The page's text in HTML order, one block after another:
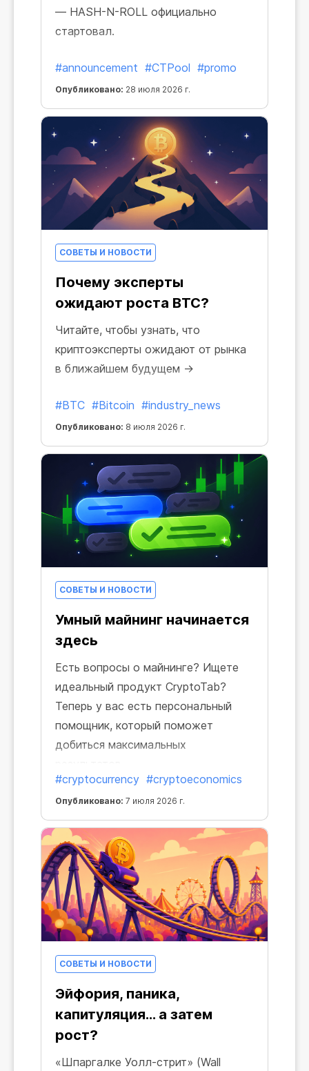
— HASH-N-ROLL официально
стартовал.
#announcement #CTPool #promo
Опубликовано: 28 июля 2026 г.
СОВЕТЫ И НОВОСТИ
Почему эксперты
ожидают роста BTC?
Читайте, чтобы узнать, что
криптоэксперты ожидают от рынка
в ближайшем будущем →
#BTC #Bitcoin #industry_news
Опубликовано: 8 июля 2026 г.
СОВЕТЫ И НОВОСТИ
Умный майнинг начинается
здесь
Есть вопросы о майнинге? Ищете
идеальный продукт CryptoTab?
Теперь у вас есть персональный
помощник, который поможет
добиться максимальных
#cryptocurrency #cryptoeconomics
Опубликовано: 7 июля 2026 г.
СОВЕТЫ И НОВОСТИ
Эйфория, паника,
капитуляция… а затем
рост?
«Шпаргалке Уолл-стрит» (Wall